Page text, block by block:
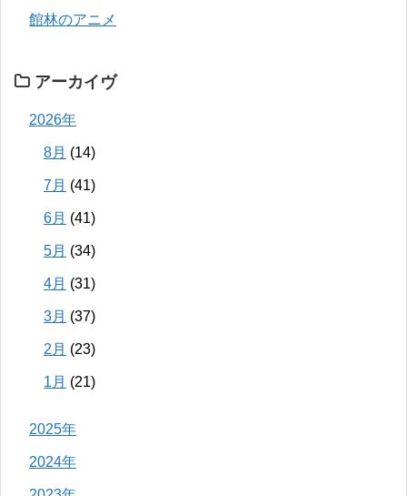
館林のアニメ
アーカイヴ
2026年
8月 (14)
7月 (41)
6月 (41)
5月 (34)
4月 (31)
3月 (37)
2月 (23)
1月 (21)
2025年
2024年